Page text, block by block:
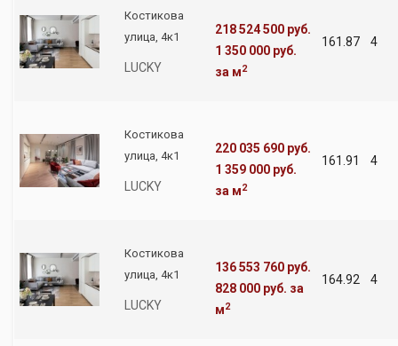
Костикова
улица, 4к1
LUCKY
218 524 500 руб.
1 350 000 руб.
за м2
161.87 4
Костикова
улица, 4к1
LUCKY
220 035 690 руб.
1 359 000 руб.
за м2
161.91 4
Костикова
улица, 4к1
LUCKY
136 553 760 руб.
828 000 руб. за
м2
164.92 4